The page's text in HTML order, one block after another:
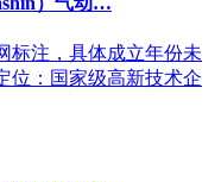
标注，具体成立年份未
位：国家级高新技术企